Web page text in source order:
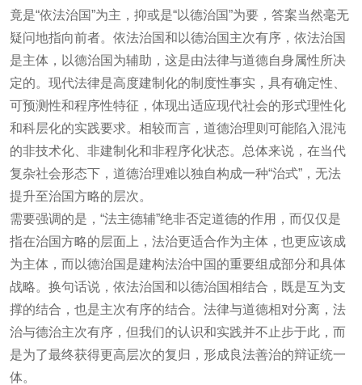
竟是“依法治国”为主，抑或是“以德治国”为要，答案当然毫无
疑问地指向前者。依法治国和以德治国主次有序，依法治国
是主体，以德治国为辅助，这是由法律与道德自身属性所决
定的。现代法律是高度建制化的制度性事实，具有确定性、
可预测性和程序性特征，体现出适应现代社会的形式理性化
和科层化的实践要求。相较而言，道德治理则可能陷入混沌
的非技术化、非建制化和非程序化状态。总体来说，在当代
复杂社会形态下，道德治理难以独自构成一种“治式”，无法
提升至治国方略的层次。
需要强调的是，“法主德辅”绝非否定道德的作用，而仅仅是
指在治国方略的层面上，法治更适合作为主体，也更应该成
为主体，而以德治国是建构法治中国的重要组成部分和具体
战略。换句话说，依法治国和以德治国相结合，既是互为支
撑的结合，也是主次有序的结合。法律与道德相对分离，法
治与德治主次有序，但我们的认识和实践并不止步于此，而
是为了最终获得更高层次的复归，形成良法善治的辩证统一
体。